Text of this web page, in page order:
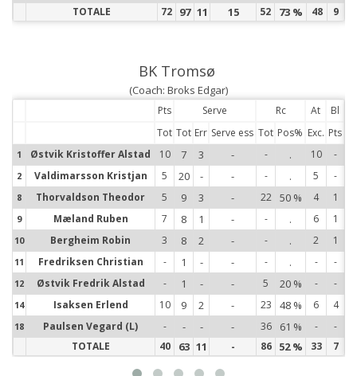
TOTALE
72 97 11 15 52 73 % 48 9
BK Tromsø
(Coach: Broks Edgar)
Pts Serve Rc At
Bl
Tot Tot Err Serve ess Tot Pos% Exc. Pts
1 Østvik Kristoffer Alstad 10 7 3 - - . 10 -
2 Valdimarsson Kristjan 5 20 - - - . 5 -
8 Thorvaldson Theodor 5 9 3 - 22 50 % 4 1
9 Mæland Ruben 7 8 1 - - . 6 1
10 Bergheim Robin 3 8 2 - - . 2 1
11 Fredriksen Christian - 1 - - - . - -
12 Østvik Fredrik Alstad - 1 - - 5 20 % - -
14 Isaksen Erlend 10 9 2 - 23 48 % 6 4
18 Paulsen Vegard (L) - - - - 36 61 % -
-
TOTALE
40 63 11 - 86 52 % 33 7